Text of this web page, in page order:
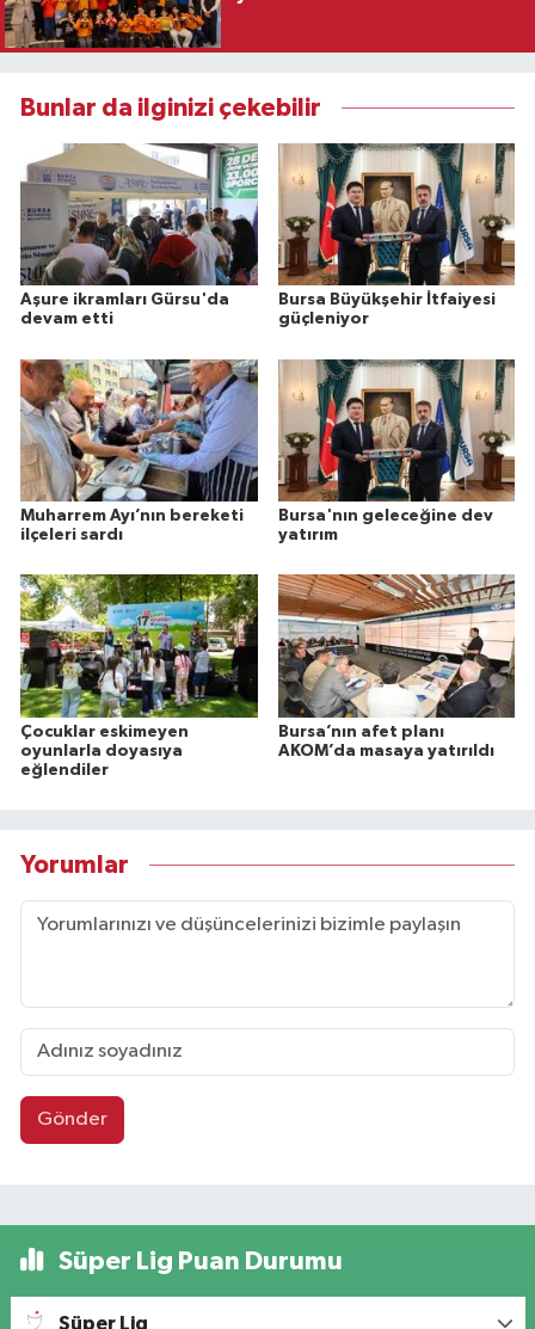
Bunlar da ilginizi çekebilir
Aşure ikramları Gürsu'da
devam etti
Bursa Büyükşehir İtfaiyesi
güçleniyor
Muharrem Ayı’nın bereketi
ilçeleri sardı
Bursa'nın geleceğine dev
yatırım
Çocuklar eskimeyen
oyunlarla doyasıya
eğlendiler
Bursa’nın afet planı
AKOM’da masaya yatırıldı
Yorumlar
Gönder
Süper Lig Puan Durumu
Süper Lig